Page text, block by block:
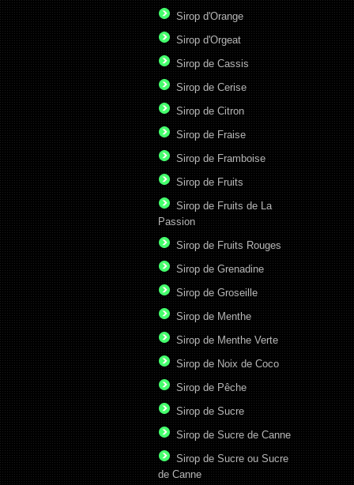
Sirop d'Orange
Sirop d'Orgeat
Sirop de Cassis
Sirop de Cerise
Sirop de Citron
Sirop de Fraise
Sirop de Framboise
Sirop de Fruits
Sirop de Fruits de La
Passion
Sirop de Fruits Rouges
Sirop de Grenadine
Sirop de Groseille
Sirop de Menthe
Sirop de Menthe Verte
Sirop de Noix de Coco
Sirop de Pêche
Sirop de Sucre
Sirop de Sucre de Canne
Sirop de Sucre ou Sucre
de Canne